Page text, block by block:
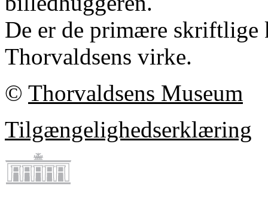
De er de primære
Thorvaldsens virke.
© Thorvaldsens Museum
Tilgængelighedserklæring